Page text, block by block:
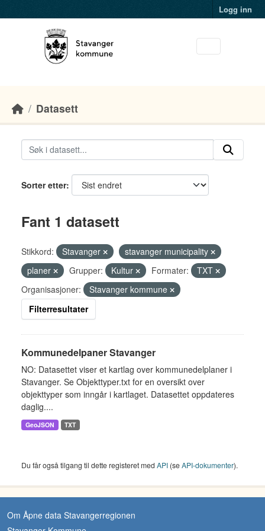
Logg inn
Datasett
Sorter etter
Fant 1 datasett
Stikkord: Stavanger
stavanger municipality
planer
Grupper: Kultur Formater:
TXT
Organisasjoner:
Stavanger kommune
Filterresultater
Kommunedelpaner Stavanger
NO: Datasettet viser et kartlag over kommunedelplaner i
Stavanger. Se Objekttyper.txt for en oversikt over
objekttyper som inngår i kartlaget. Datasettet oppdateres
daglig....
GeoJSON TXT
Du får også tilgang til dette registeret med API (seAPI-dokumenter).
Om Åpne data Stavangerregionen